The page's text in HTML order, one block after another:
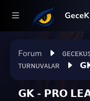
Forum
ᴛᴜʀɴᴜᴠᴀʟᴀʀ
𝗚𝗞 - 𝗣𝗥𝗢